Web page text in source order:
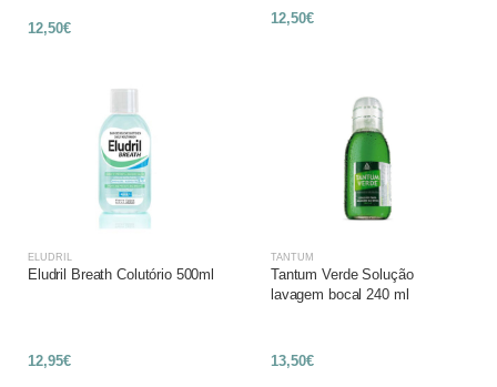
12,50€
12,50€
ELUDRIL
Eludril Breath Colutório 500ml
12,95€
TANTUM
Tantum Verde Solução
lavagem bocal 240 ml
13,50€